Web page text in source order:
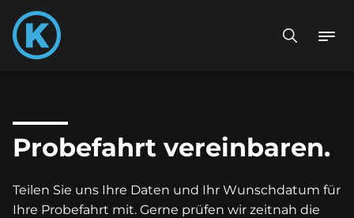
Probefahrt vereinbaren.
Teilen Sie uns Ihre Daten und Ihr Wunschdatum für
Ihre Probefahrt mit. Gerne prüfen wir zeitnah die